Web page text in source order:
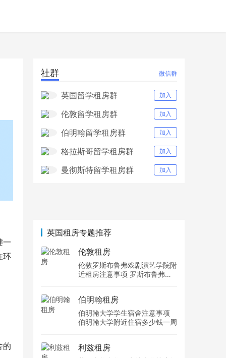
一
环
的
社群 微信群
英国留学租房群 加入
伦敦留学租房群 加入
伯明翰留学租房群 加入
格拉斯哥留学租房群 加入
曼彻斯特留学租房群 加入
英国租房专题推荐
伦敦租房
伦敦罗斯布鲁弗戏剧演艺学院附
近租房注意事项 罗斯布鲁弗戏
伯明翰租房
伯明翰大学学生宿舍注意事项
伯明翰大学附近住宿多少钱一周
利兹租房